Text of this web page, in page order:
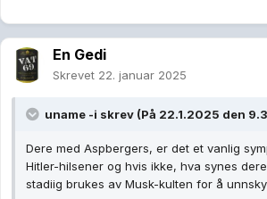
En Gedi
Skrevet 22. januar 2025
uname -i skrev (På 22.1.2025 den
Dere med Aspbergers, er det et vanlig
Hitler-hilsener og hvis ikke, hva synes
stadiig brukes av Musk-kulten for å